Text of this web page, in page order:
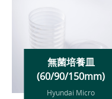
無菌培養皿
(60/90/150mm)
Hyundai Micro